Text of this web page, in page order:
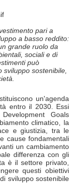
pari a
a basso reddito:
grande ruolo da
sociali e di
può
sostenibile,
un'agenda
entro il 2030. Essi
Goals
climatico, la
e giustizia, tra le
cause fondamentali
un cambiamento
differenza con gli
è il settore privato,
questi obiettivi
sviluppo sostenibile